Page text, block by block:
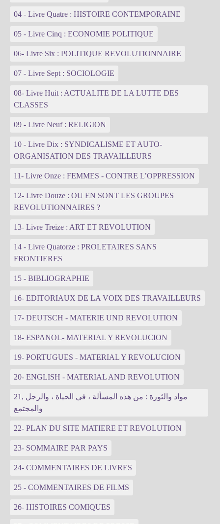
04 - Livre Quatre : HISTOIRE CONTEMPORAINE
05 - Livre Cinq : ECONOMIE POLITIQUE
06- Livre Six : POLITIQUE REVOLUTIONNAIRE
07 - Livre Sept : SOCIOLOGIE
08- Livre Huit : ACTUALITE DE LA LUTTE DES
CLASSES
09 - Livre Neuf : RELIGION
10 - Livre Dix : SYNDICALISME ET AUTO-
ORGANISATION DES TRAVAILLEURS
11- Livre Onze : FEMMES - CONTRE L’OPPRESSION
12- Livre Douze : OU EN SONT LES GROUPES
REVOLUTIONNAIRES ?
13- Livre Treize : ART ET REVOLUTION
14 - Livre Quatorze : PROLETAIRES SANS
FRONTIERES
15 - BIBLIOGRAPHIE
16- EDITORIAUX DE LA VOIX DES TRAVAILLEURS
17- DEUTSCH - MATERIE UND REVOLUTION
18- ESPANOL- MATERIAL Y REVOLUCION
19- PORTUGUES - MATERIAL Y REVOLUCION
20- ENGLISH - MATERIAL AND REVOLUTION
21, مواد والثورة : من هذه المسألة ، في الحياة ، والرجل
والمجتمع
22- PLAN DU SITE MATIERE ET REVOLUTION
23- SOMMAIRE PAR PAYS
24- COMMENTAIRES DE LIVRES
25 - COMMENTAIRES DE FILMS
26- HISTOIRES COMIQUES